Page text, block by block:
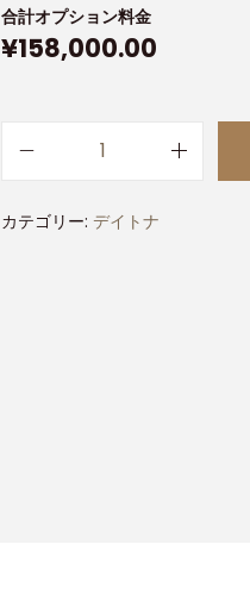
合計オプション料金
¥158,000.00
カテゴリー: デイトナ